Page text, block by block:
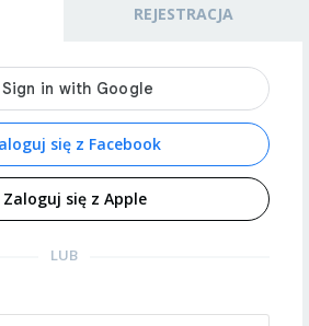
REJESTRACJA
się z Facebook
Zaloguj się z Apple
LUB